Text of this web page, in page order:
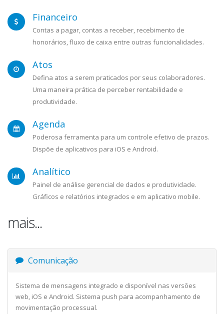
Financeiro
Contas a pagar, contas a receber, recebimento de
honorários, fluxo de caixa entre outras funcionalidades.
Atos
Defina atos a serem praticados por seus colaboradores.
Uma maneira prática de perceber rentabilidade e
produtividade.
Agenda
Poderosa ferramenta para um controle efetivo de prazos.
Dispõe de aplicativos para iOS e Android.
Analítico
Painel de análise gerencial de dados e produtividade.
Gráficos e relatórios integrados e em aplicativo mobile.
mais...
Comunicação
Sistema de mensagens integrado e disponível nas versões
web, iOS e Android. Sistema push para acompanhamento de
movimentação processual.